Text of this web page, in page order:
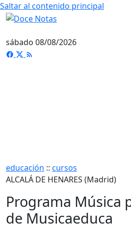
Saltar al contenido principal
sábado 08/08/2026
educación :: cursos
ALCALÁ DE HENARES (Madrid)
Programa Música
de Musicaeduca